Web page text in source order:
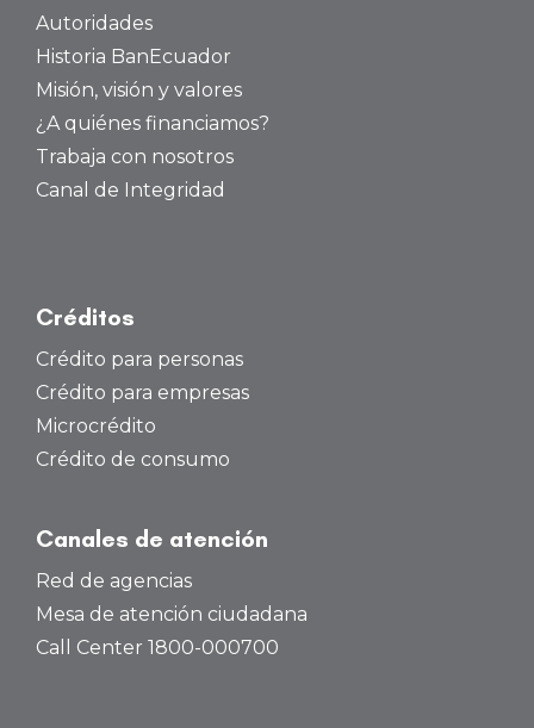
Autoridades
Historia BanEcuador
Misión, visión y valores
¿A quiénes financiamos?
Trabaja con nosotros
Canal de Integridad
Créditos
Crédito para personas
Crédito para empresas
Microcrédito
Crédito de consumo
Canales de atención
Red de agencias
Mesa de atención ciudadana
Call Center 1800-000700